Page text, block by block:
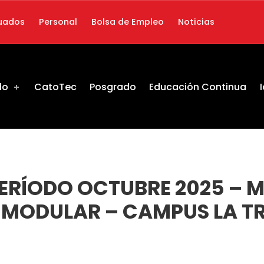
CatoTec Posgrado Educación Continua
Personal Bolsa de Empleo Noticias
OCTUBRE 2025 –
– CAMPUS LA